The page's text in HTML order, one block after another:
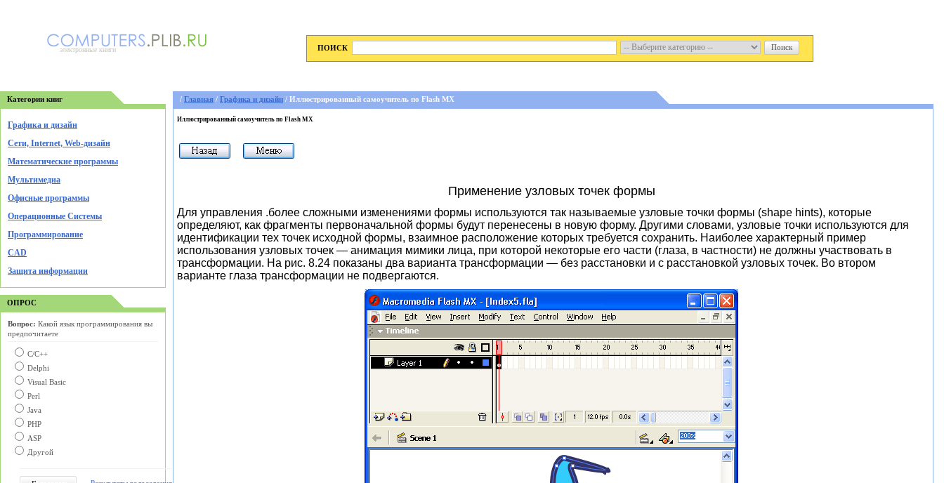
электронные книги ПОИСК
Категории книг
Графика и дизайн
Cети, Internet, Web-дизайн
Математические программы
Мультимедиа
Офисные программы
Операционные Системы
Программирование
CAD
Защита информации
ОПРОС
Вопрос: Какой язык программирования вы
предпочитаете
С/C++
Delphi
Visual Basic
Perl
Java
PHP
ASP
Другой
/ Главная / Графика и дизайн / Иллюстрированный самоучитель по Flash MX
Иллюстрированный самоучитель по Flash MX
Применение узловых точек формы
Для управления .более сложными изменениями формы используются так называемые узловые точки формы (shape hints), которые
определяют, как фрагменты первоначальной формы будут перенесены в новую форму. Другими словами, узловые точки используются для
идентификации тех точек исходной формы, взаимное расположение которых требуется сохранить. Наиболее характерный пример
использования узловых точек — анимация мимики лица, при которой некоторые его части (глаза, в частности) не должны участвовать в
трансформации. На рис. 8.24 показаны два варианта трансформации — без расстановки и с расстановкой узловых точек. Во втором
варианте глаза трансформации не подвергаются.